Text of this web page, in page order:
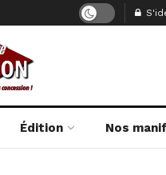
Édition Nos